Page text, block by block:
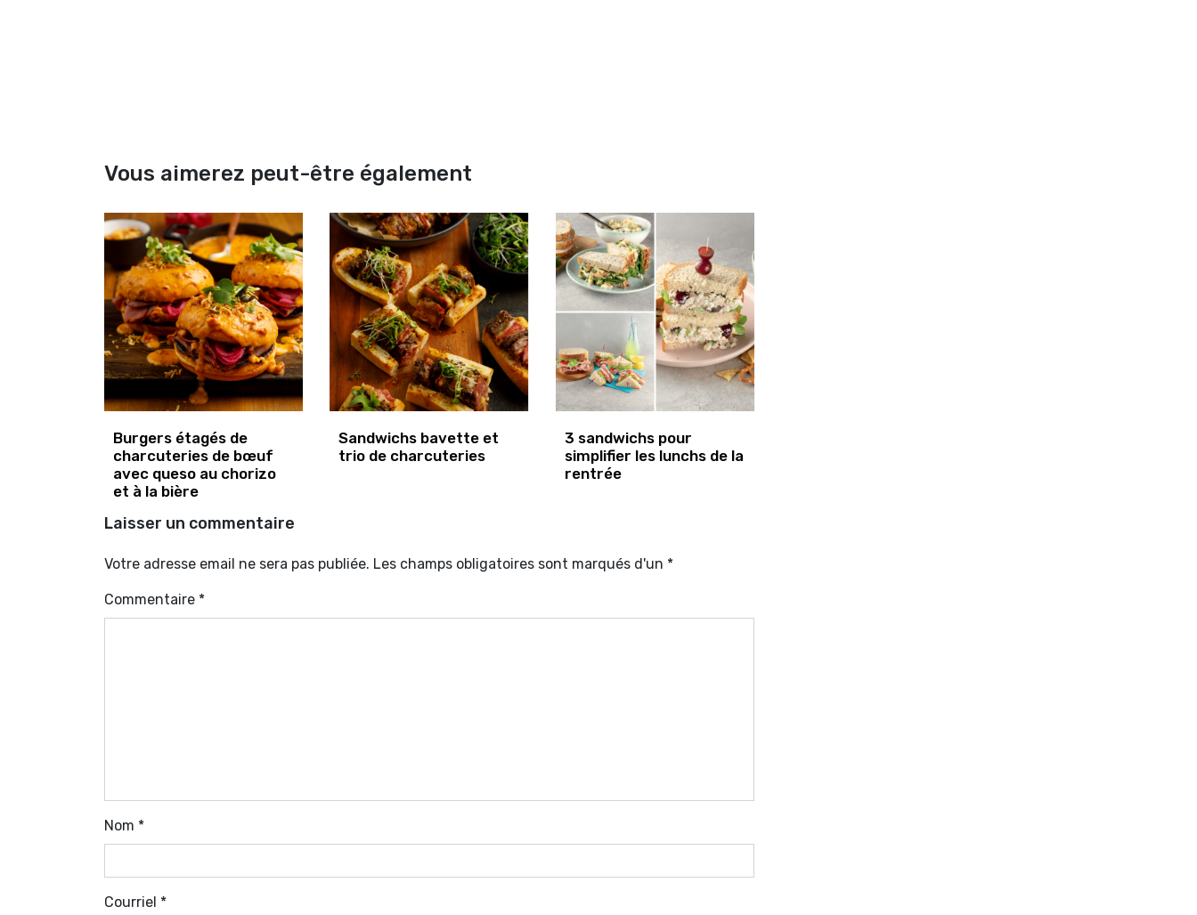
Vous aimerez peut-être également
Burgers étagés de
charcuteries de bœuf
avec queso au chorizo
et à la bière
Sandwichs bavette et
trio de charcuteries
3 sandwichs pour
simplifier les lunchs de la
rentrée
Laisser un commentaire
Votre adresse email ne sera pas publiée. Les champs obligatoires sont marqués d'un *
Commentaire *
Nom *
Courriel *